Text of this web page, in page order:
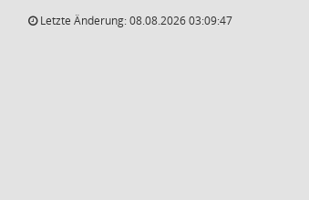
Letzte Änderung: 08.08.2026 03:09:47